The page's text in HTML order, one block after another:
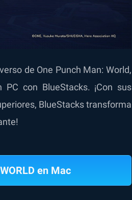
de One Punch Man: World,
con BlueStacks. ¡Con sus
BlueStacks transforma
en Mac